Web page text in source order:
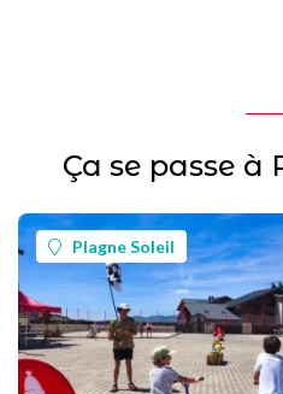
Ça se passe à
Plagne Soleil